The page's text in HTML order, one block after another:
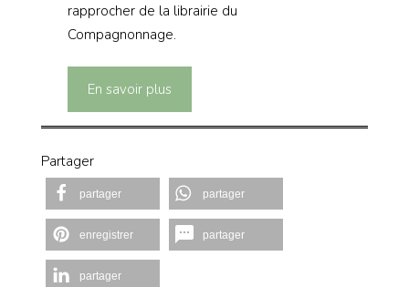
rapprocher de la librairie du
Compagnonnage.
En savoir plus
Partager
partager partager
enregistrer partager
partager